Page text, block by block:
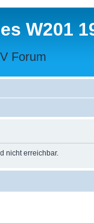
W201
Forum
nicht erreichbar.